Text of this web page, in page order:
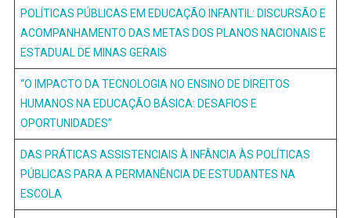
POLÍTICAS PÚBLICAS EM EDUCAÇÃO INFANTIL: DISCURSÃO E
ACOMPANHAMENTO DAS METAS DOS PLANOS NACIONAIS E
ESTADUAL DE MINAS GERAIS
“O IMPACTO DA TECNOLOGIA NO ENSINO DE DIREITOS
HUMANOS NA EDUCAÇÃO BÁSICA: DESAFIOS E
OPORTUNIDADES”
DAS PRÁTICAS ASSISTENCIAIS À INFÂNCIA ÀS POLÍTICAS
PÚBLICAS PARA A PERMANÊNCIA DE ESTUDANTES NA
ESCOLA